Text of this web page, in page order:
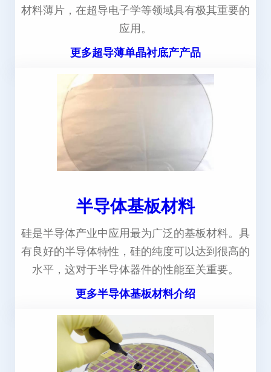
材料薄片，在超导电子学等领域具有极其重要的
应用。
更多超导薄单晶衬底产产品
半导体基板材料
硅是半导体产业中应用最为广泛的基板材料。具
有良好的半导体特性，硅的纯度可以达到很高的
水平，这对于半导体器件的性能至关重要。
更多半导体基板材料介绍